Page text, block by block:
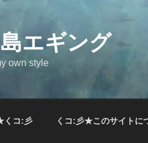
エギング
own style
くコ:彡 くコ:彡★このサイトに